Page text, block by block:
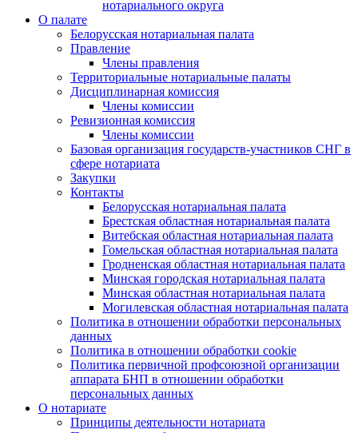
нотариального округа
О палате
Белорусская нотариальная палата
Правление
Члены правления
Территориальные нотариальные палаты
Дисциплинарная комиссия
Члены комиссии
Ревизионная комиссия
Члены комиссии
Базовая организация государств-участников СНГ в
сфере нотариата
Закупки
Контакты
Белорусская нотариальная палата
Брестская областная нотариальная палата
Витебская областная нотариальная палата
Гомельская областная нотариальная палата
Гродненская областная нотариальная палата
Минская городская нотариальная палата
Минская областная нотариальная палата
Могилевская областная нотариальная палата
Политика в отношении обработки персональных
данных
Политика в отношении обработки cookie
Политика первичной профсоюзной организации
аппарата БНП в отношении обработки
персональных данных
О нотариате
Принципы деятельности нотариата